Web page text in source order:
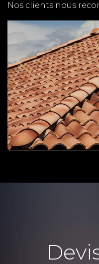
Nos clients nous